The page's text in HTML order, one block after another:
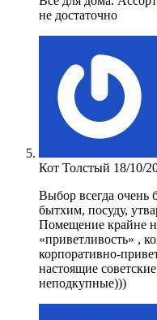
не достаточно
Кот Толстый 18/10/
Выбор всегда
бытхим, посуду,
Помещение крайне
«приветливость» ,
корпоративно-
настоящие
неподкупные)))